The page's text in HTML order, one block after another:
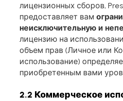
лицензионных сборов,
предоставляет вам
неисключительную и
лицензию на
объем прав (Личное или
использование)
приобретенным вами
2.2 Коммерческое